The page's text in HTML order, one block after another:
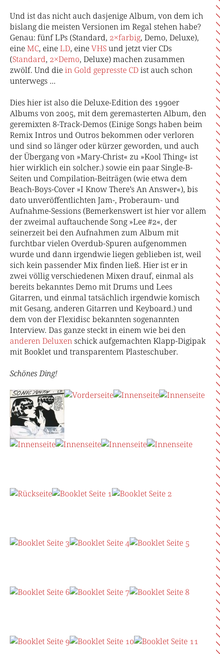
Und ist das nicht auch dasjenige Album, von dem ich
bislang die meisten Versionen im Regal stehen habe?
Genau: fünf LPs (Standard, 2×farbig, Demo, Deluxe),
eineMC, eineLD, eineVHSund jetzt vier CDs
(Standard, 2×Demo, Deluxe) machen zusammen
zwölf. Und diein Gold gepresste CDist auch schon
unterwegs …
Dies hier ist also die Deluxe-Edition des 1990er
Albums von 2005, mit dem geremasterten Album, den
geremixten 8-Track-Demos (Einige Songs haben beim
Remix Intros und Outros bekommen oder verloren
und sind so länger oder kürzer geworden, und auch
der Übergang von »Mary-Christ« zu »Kool Thing« ist
hier wirklich ein solcher.) sowie ein paar Single-B-
Seiten und Compilation-Beiträgen (wie etwa dem
Beach-Boys-Cover »I Know There’s An Answer«), bis
dato unveröffentlichten Jam-, Proberaum- und
Aufnahme-Sessions (Bemerkenswert ist hier vor allem
der zweimal auftauchende Song »Lee #2«, der
seinerzeit bei den Aufnahmen zum Album mit
furchtbar vielen Overdub-Spuren aufgenommen
wurde und dann irgendwie liegen geblieben ist, weil
sich kein passender Mix finden ließ. Hier ist er in
zwei völlig verschiedenen Mixen drauf, einmal als
bereits bekanntes Demo mit Drums und Lees
Gitarren, und einmal tatsächlich irgendwie komisch
mit Gesang, anderen Gitarren und Keyboard.) und
dem von der Flexidisc bekannten sogenannten
Interview. Das ganze steckt in einem wie bei den
anderen Deluxenschick aufgemachten Klapp-Digipak
mit Booklet und transparentem Plasteschuber.
Schönes Ding!